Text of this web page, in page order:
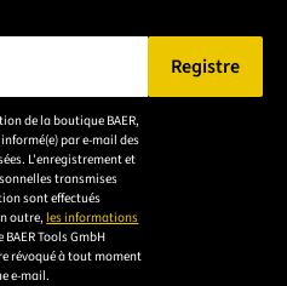
valide.
Registre
de la boutique BAER,
par e-mail des
L'enregistrement et
transmises
sont effectués
outre, les informations
BAER Tools GmbH
révoqué à tout moment
e-mail.